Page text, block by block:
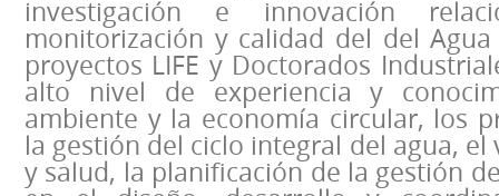
investigación e innovación
monitorización y calidad del del
proyectos LIFE y Doctorados
alto nivel de experiencia y
ambiente y la economía circular, los
la gestión del ciclo integral del agua,
y salud, la planificación de la gestión